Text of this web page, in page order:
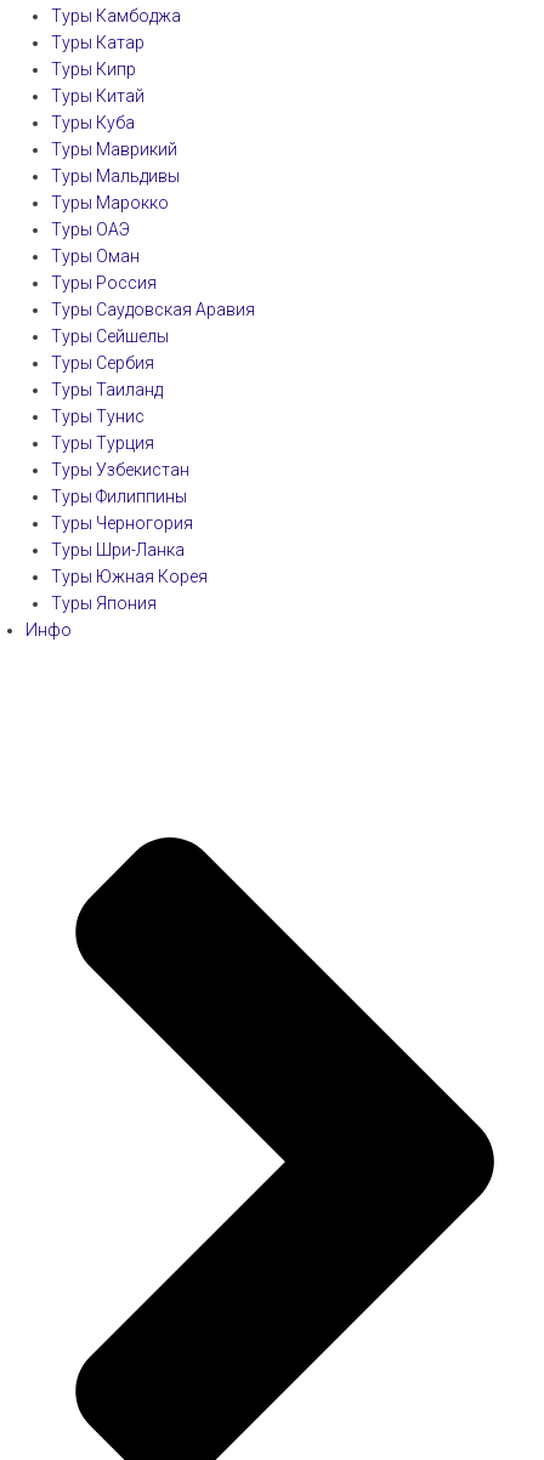
Туры Камбоджа
Туры Катар
Туры Кипр
Туры Китай
Туры Куба
Туры Маврикий
Туры Мальдивы
Туры Марокко
Туры ОАЭ
Туры Оман
Туры Россия
Туры Саудовская Аравия
Туры Сейшелы
Туры Сербия
Туры Таиланд
Туры Тунис
Туры Турция
Туры Узбекистан
Туры Филиппины
Туры Черногория
Туры Шри-Ланка
Туры Южная Корея
Туры Япония
Инфо